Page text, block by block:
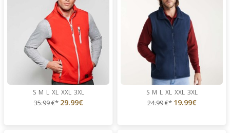
S M L XL XXL 3XL
35.99€* 29.99€
S M L XL XXL 3XL
24.99€* 19.99€